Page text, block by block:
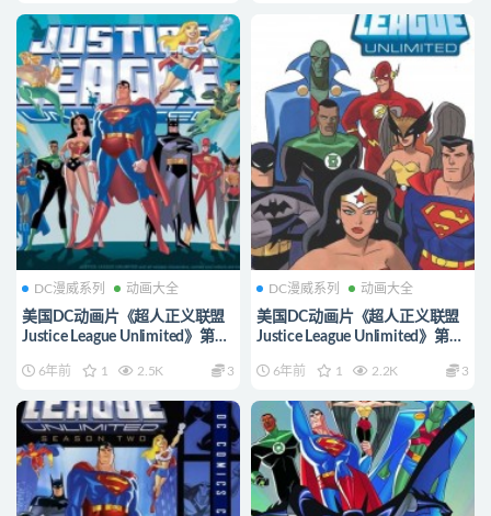
DC漫威系列 动画大全
美国DC动画片《超人正义联盟
Justice League Unlimited》第五
清/RMVB/1.34G 正义联盟动画
6年前 1 2.5K 3
DC漫威系列 动画大全
美国DC动画片《超人正义联盟
Justice League Unlimited》第四
720P/MP4/1.08G 正义联盟动
6年前 1 2.2K 3